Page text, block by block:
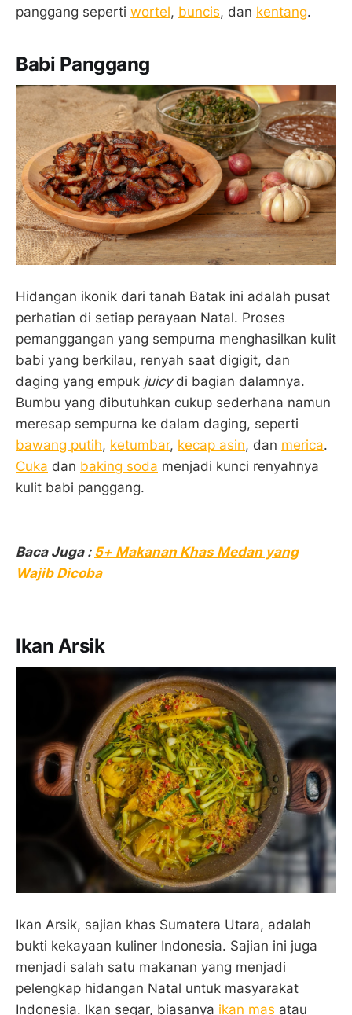
panggang seperti wortel, buncis, dan kentang.
Babi Panggang
Hidangan ikonik dari tanah Batak ini adalah pusat
perhatian di setiap perayaan Natal. Proses
pemanggangan yang sempurna menghasilkan kulit
babi yang berkilau, renyah saat digigit, dan
daging yang empuk juicy di bagian dalamnya.
Bumbu yang dibutuhkan cukup sederhana namun
meresap sempurna ke dalam daging, seperti
bawang putih, ketumbar, kecap asin, dan merica.
Cuka dan baking soda menjadi kunci renyahnya
kulit babi panggang.
Baca Juga : 5+ Makanan Khas Medan yang
Wajib Dicoba
Ikan Arsik
Ikan Arsik, sajian khas Sumatera Utara, adalah
bukti kekayaan kuliner Indonesia. Sajian ini juga
menjadi salah satu makanan yang menjadi
pelengkap hidangan Natal untuk masyarakat
Indonesia. Ikan segar, biasanya ikan mas atau